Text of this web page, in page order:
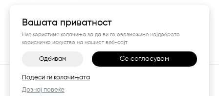
Вашата приватност
Ние користиме колачиња за да ви го овозможиме најдоброто
корисничко искуство на нашиот веб-сајт
Одбивам Се согласувам
Подеси ги колачињата
Дознај повеќе
©2026
Поставки за колачиња